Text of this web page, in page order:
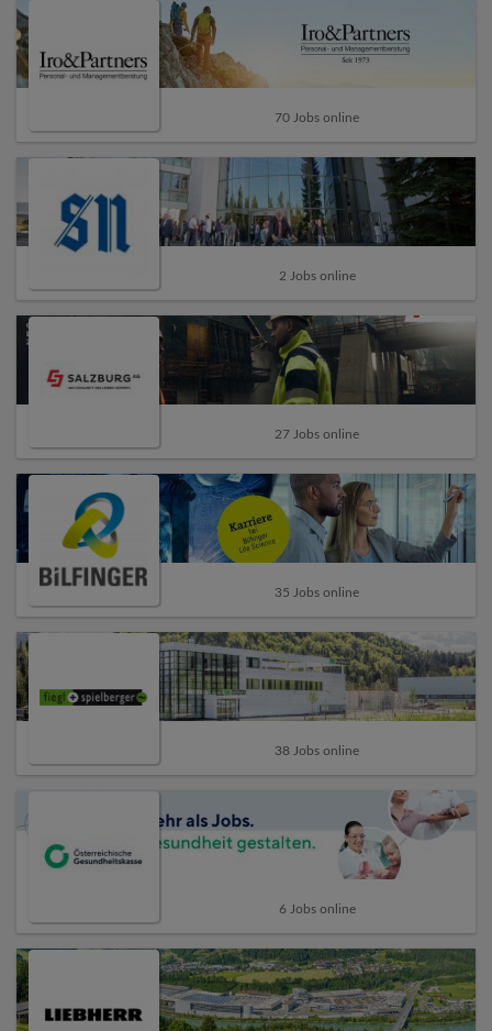
70 Jobs online
2 Jobs online
27 Jobs online
35 Jobs online
38 Jobs online
6 Jobs online